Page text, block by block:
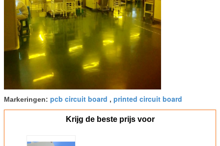
Markeringen: pcb circuit board , printed circuit board
Krijg de beste prijs voor